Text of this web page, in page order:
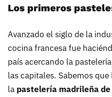
Los primeros
Avanzado el siglo de la
cocina francesa fue
país acercando la
las capitales. Sabemos
la pastelería madrileña de